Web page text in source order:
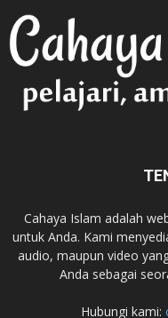
Cahaya Islam adalah
untuk Anda. Kami
audio, maupun video
Anda sebagai
Hubungi kami: